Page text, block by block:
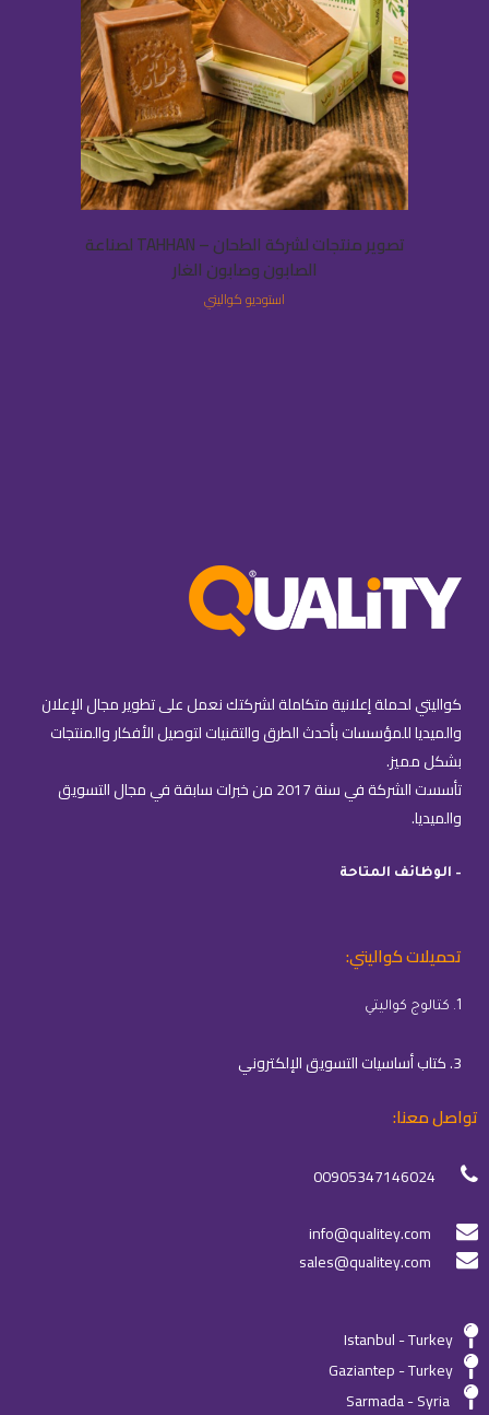
تصوير منتجات لشركة الطحان – TAHHAN لصناعة
الصابون وصابون الغار
استوديو كواليتي
كواليتي لحملة إعلانية متكاملة لشركتك نعمل على تطوير مجال الإعلان
والميديا للمؤسسات بأحدث الطرق والتقنيات لتوصيل الأفكار والمنتجات
بشكل مميز.
تأسست الشركة في سنة 2017 من خبرات سابقة في مجال التسويق
والميديا.
– الوظائف المتاحة
تحميلات كواليتي:
1. كتالوج كواليتي
3. كتاب أساسيات التسويق الإلكتروني
تواصل معنا:
00905347146024
info@qualitey.com
sales@qualitey.com
Istanbul - Turkey
Gaziantep - Turkey
Sarmada - Syria